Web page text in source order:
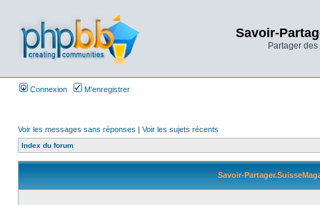
Savoir-
Partager
Connexion M’enregistrer
Voir les messages sans réponses | Voir les sujets récents
Index du forum
Savoir-